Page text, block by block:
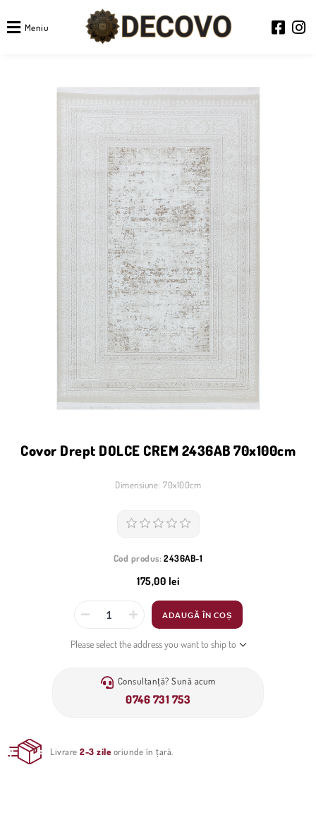
Meniu
Covor Drept DOLCE CREM 2436AB 70x100cm
Dimensiune: 70x100cm
Cod produs: 2436AB-1
175,00 lei
ADAUGĂ ÎN COȘ
Please select the address you want to ship to
Consultanță? Sună acum
0746 731 753
Livrare2-3 zile oriunde în țară.